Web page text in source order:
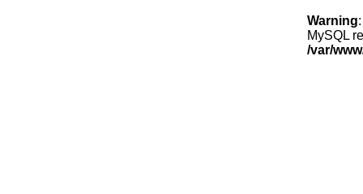
Warning
MySQL
/var/